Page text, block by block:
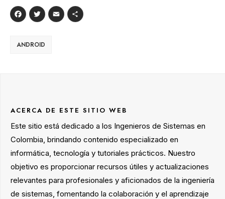
Facebook
Twitter
Email
ANDROID
ACERCA DE ESTE SITIO WEB
Este sitio está dedicado a los Ingenieros de Sistemas en
Colombia, brindando contenido especializado en
informática, tecnología y tutoriales prácticos. Nuestro
objetivo es proporcionar recursos útiles y actualizaciones
relevantes para profesionales y aficionados de la ingeniería
de sistemas, fomentando la colaboración y el aprendizaje